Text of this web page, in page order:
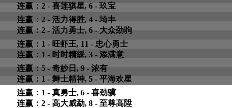
连赢：2 - 喜莲骐星, 6 - 玖宝
连赢：2 - 活力得胜, 4 - 埼丰
连赢：2 - 活力勇士, 6 - 大众劲驹
连赢：1 - 旺虾王, 11 - 忠心勇士
连赢：1 - 时时精綵, 3 - 添满意
连赢：5 - 奇妙日, 9 - 浓有
连赢：1 - 舞士精神, 5 - 平海欢星
连赢：1 - 真勇士, 6 - 喜劲骥
连赢：2 - 高大威勐, 8 - 至尊高陞